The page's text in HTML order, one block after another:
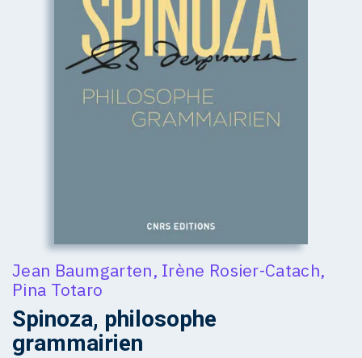
Jean Baumgarten, Irène Rosier-Catach,
Pina Totaro
Spinoza, philosophe
grammairien